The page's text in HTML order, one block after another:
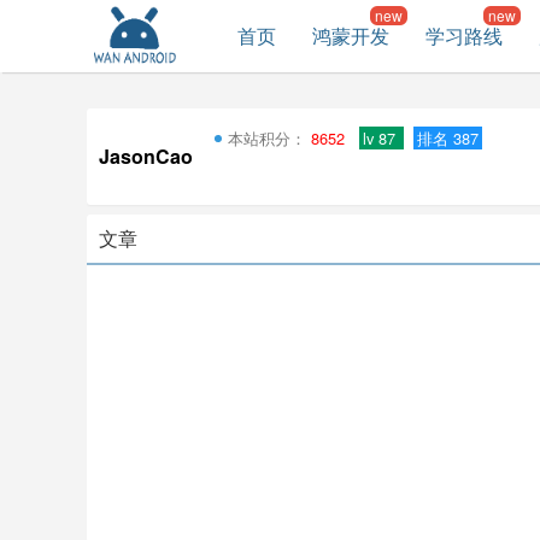
首页 鸿蒙开发 学习路线
JasonCao
本站积分： 8652 lv 87 排名 387
文章